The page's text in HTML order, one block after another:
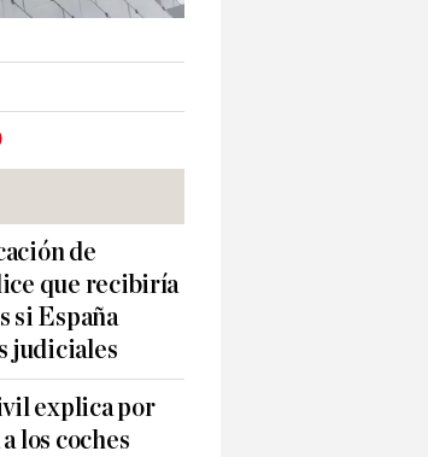
de
que recibiría
si España
judiciales
explica por
los coches